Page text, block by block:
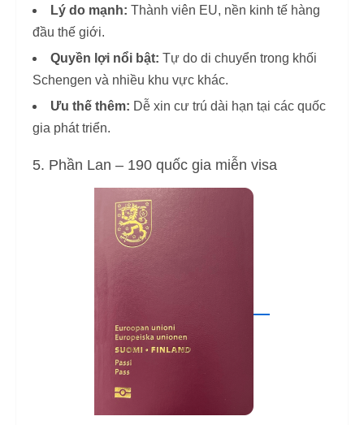
Lý do mạnh: Thành viên EU, nền kinh tế hàng
đầu thế giới.
Quyền lợi nổi bật: Tự do di chuyển trong khối
Schengen và nhiều khu vực khác.
Ưu thế thêm: Dễ xin cư trú dài hạn tại các quốc
gia phát triển.
5. Phần Lan – 190 quốc gia miễn visa